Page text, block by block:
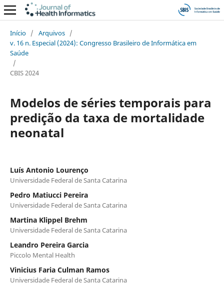
Início / Arquivos /
v. 16 n. Especial (2024): Congresso Brasileiro de Informática em
Saúde
/
CBIS 2024
Modelos de séries temporais para
predição da taxa de mortalidade
neonatal
Luís Antonio Lourenço
Universidade Federal de Santa Catarina
Pedro Matiucci Pereira
Universidade Federal de Santa Catarina
Martina Klippel Brehm
Universidade Federal de Santa Catarina
Leandro Pereira Garcia
Piccolo Mental Health
Vinicius Faria Culman Ramos
Universidade Federal de Santa Catarina